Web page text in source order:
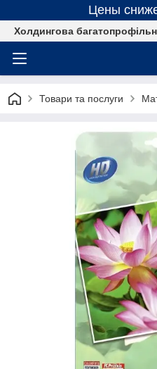
Цены
Холдингова
Товари та послуги